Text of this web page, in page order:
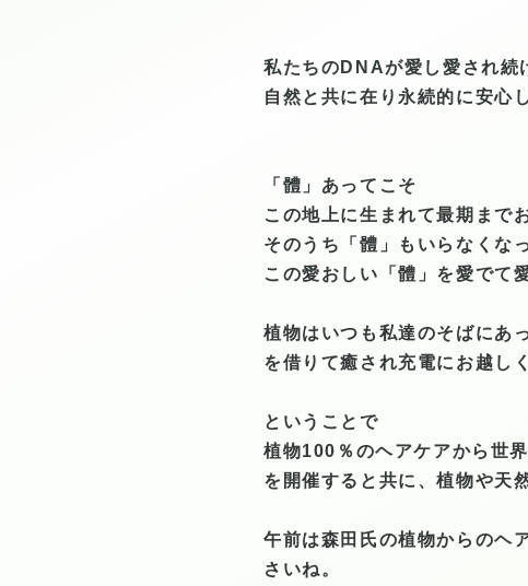
私たちのDNAが愛し愛され続
自然と共に在り 永続的に安心
「體」あってこそ
この地上に生まれて最期まで
そのうち「體」もいらなくな
この愛おしい「體」を愛でて
植物はいつも私達のそばにあ
を借りて癒され充電にお越し
ということで
植物100％のヘアケアから世
を開催すると共に、植物や天
午前は森田氏の植物からのヘ
さいね。